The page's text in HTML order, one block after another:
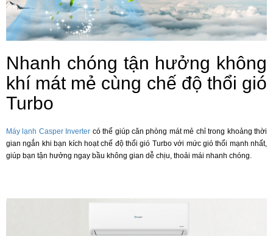
Nhanh chóng tận hưởng không
khí mát mẻ cùng chế độ thổi gió
Turbo
Máy lạnh Casper Inverter có thể giúp căn phòng mát mẻ chỉ trong khoảng thời
gian ngắn khi bạn kích hoạt chế độ thổi gió Turbo với mức gió thổi mạnh nhất,
giúp bạn tận hưởng ngay bầu không gian dễ chịu, thoải mái nhanh chóng.